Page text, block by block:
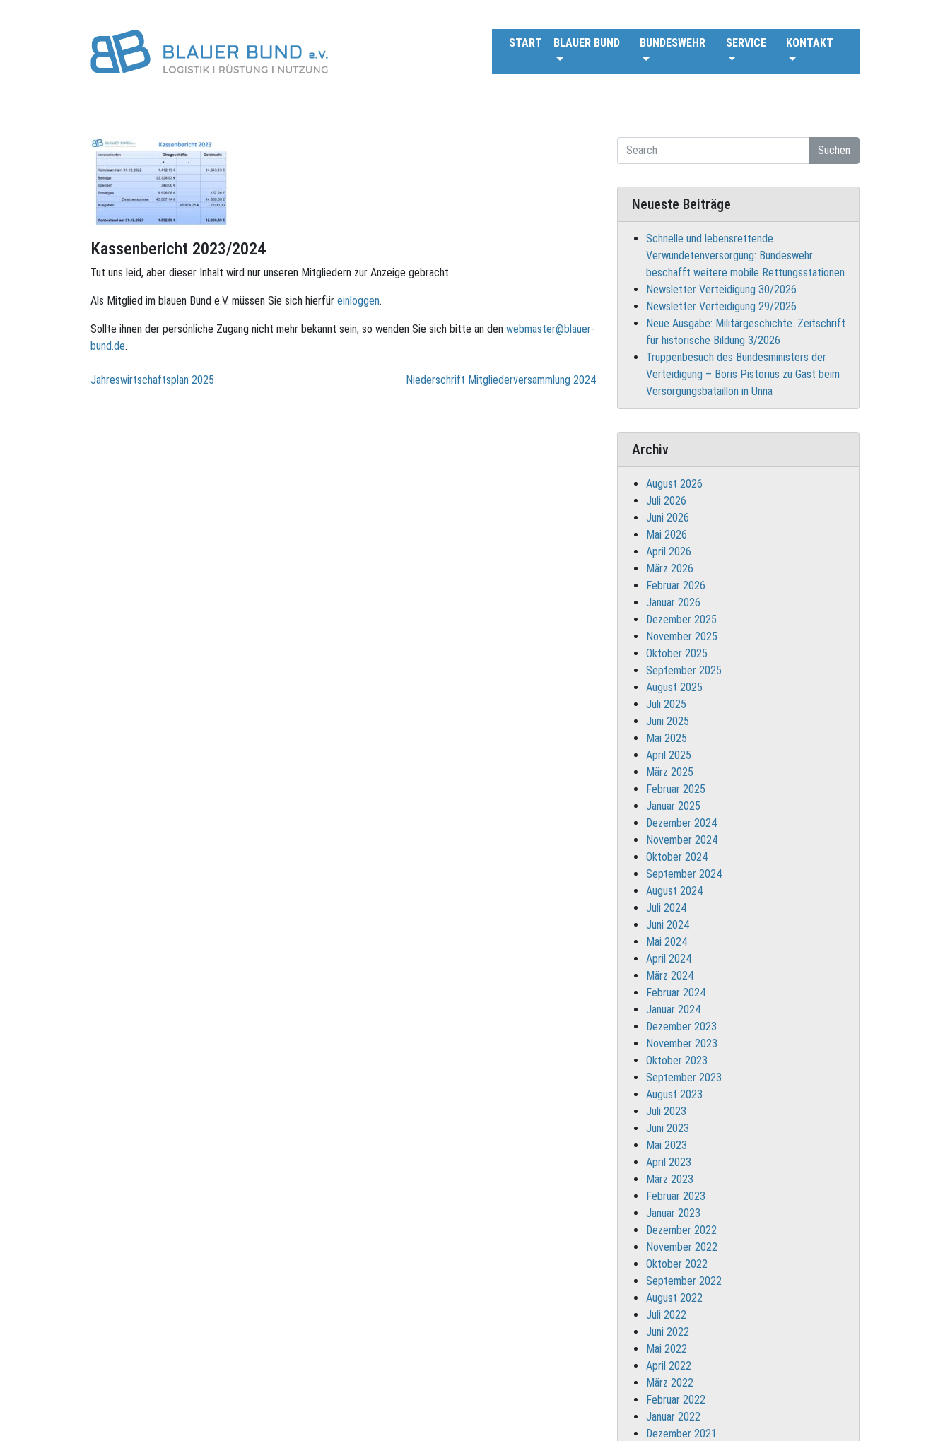
START BLAUER BUND BUNDESWEHR SERVICE KONTAKT
Kassenbericht 2023/2024
Tut uns leid, aber dieser Inhalt wird nur unseren Mitgliedern zur Anzeige gebracht.
Als Mitglied im blauen Bund e.V. müssen Sie sich hierfür einloggen.
Sollte ihnen der persönliche Zugang nicht mehr bekannt sein, so wenden Sie sich bitte an den webmaster@blauer-
bund.de.
Beitragsnavigation
Jahreswirtschaftsplan 2025 Niederschrift Mitgliederversammlung 2024
Suchen
Neueste Beiträge
Schnelle und lebensrettende
Verwundetenversorgung: Bundeswehr
beschafft weitere mobile Rettungsstationen
Newsletter Verteidigung 30/2026
Newsletter Verteidigung 29/2026
Neue Ausgabe: Militärgeschichte. Zeitschrift
für historische Bildung 3/2026
Truppenbesuch des Bundesministers der
Verteidigung – Boris Pistorius zu Gast beim
Versorgungsbataillon in Unna
Archiv
August 2026
Juli 2026
Juni 2026
Mai 2026
April 2026
März 2026
Februar 2026
Januar 2026
Dezember 2025
November 2025
Oktober 2025
September 2025
August 2025
Juli 2025
Juni 2025
Mai 2025
April 2025
März 2025
Februar 2025
Januar 2025
Dezember 2024
November 2024
Oktober 2024
September 2024
August 2024
Juli 2024
Juni 2024
Mai 2024
April 2024
März 2024
Februar 2024
Januar 2024
Dezember 2023
November 2023
Oktober 2023
September 2023
August 2023
Juli 2023
Juni 2023
Mai 2023
April 2023
März 2023
Februar 2023
Januar 2023
Dezember 2022
November 2022
Oktober 2022
September 2022
August 2022
Juli 2022
Juni 2022
Mai 2022
April 2022
März 2022
Februar 2022
Januar 2022
Dezember 2021